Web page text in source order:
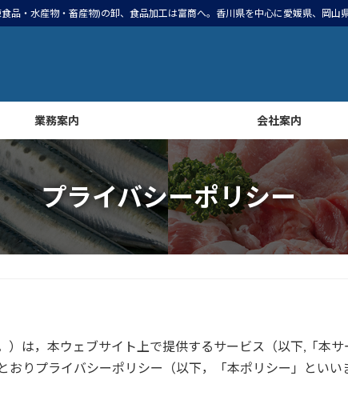
品・水産物・畜産物)の卸、食品加工は富商へ。香川県を中心に愛媛県、岡山
業務案内 会社案内
プライバシーポリシー
）は，本ウェブサイト上で提供するサービス（以下,「本
りプライバシーポリシー（以下，「本ポリシー」といい